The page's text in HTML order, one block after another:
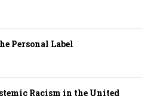
Personal Label
Racism in the United